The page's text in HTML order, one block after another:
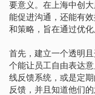
要意义。在上海中创
能促进沟通，还能有
和策略，旨在通过优化
首先，建立一个透明
个能让员工自由表达
线反馈系统，或是定
反馈，并且知道他们